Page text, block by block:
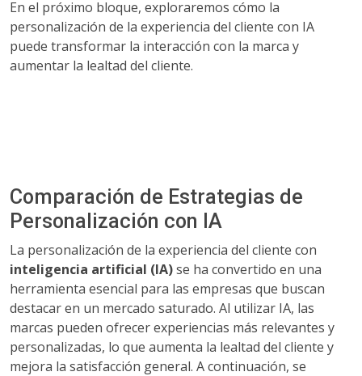
En el próximo bloque, exploraremos cómo la
personalización de la experiencia del cliente con IA
puede transformar la interacción con la marca y
aumentar la lealtad del cliente.
Comparación de Estrategias de
Personalización con IA
La personalización de la experiencia del cliente con
inteligencia artificial (IA)se ha convertido en una
herramienta esencial para las empresas que buscan
destacar en un mercado saturado. Al utilizar IA, las
marcas pueden ofrecer experiencias más relevantes y
personalizadas, lo que aumenta la lealtad del cliente y
mejora la satisfacción general. A continuación, se